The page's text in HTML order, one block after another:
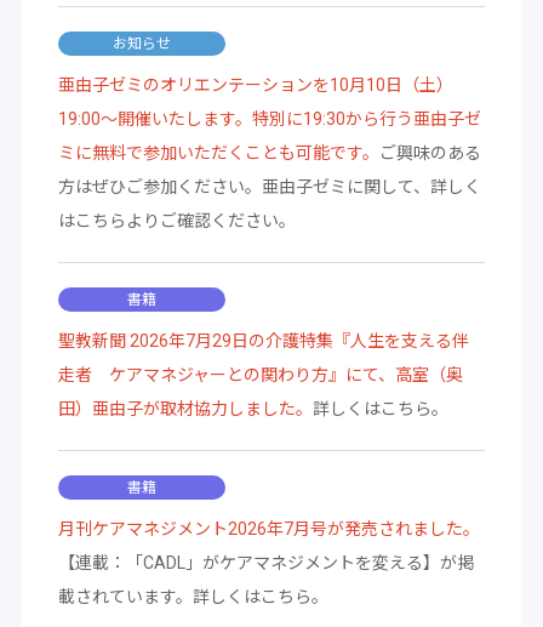
お知らせ
亜由子ゼミのオリエンテーションを10月10日（土）
19:00～開催いたします。特別に19:30から行う亜由子ゼ
ミに無料で参加いただくことも可能です。
ご興味のある
方はぜひご参加ください。亜由子ゼミに関して、詳しく
はこちらよりご確認ください。
書籍
聖教新聞 2026年7月29日の介護特集『人生を支える伴
走者 ケアマネジャーとの関わり方』にて、高室（奥
田）亜由子が取材協力しました。 詳しくはこちら。
書籍
月刊ケアマネジメント2026年7月号が発売されました。
【連載：「CADL」がケアマネジメントを変える】が掲
載されています。詳しくはこちら。